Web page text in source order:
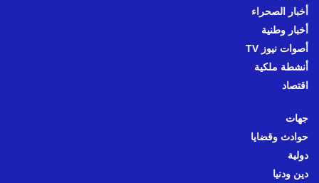
أخبار الصحراء
أخبار وطنية
أصوات نيوز TV
أنشطة ملكية
اقتصاد
جهات
حوادث وقضايا
دولية
دين ودنيا